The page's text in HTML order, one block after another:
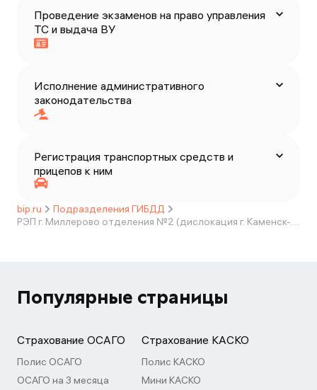
Проведение экзаменов на право управления
ТС и выдача ВУ
Исполнение административного
законодательства
Регистрация транспортных средств и
прицепов к ним
bip.ru
Подразделения ГИБДД
РЭП г. Миллерово отделения №2 (дислокация г. Каменск-Шахтинский) МРЭО Госавтоинспекции ГУ МВД России по Ростовской области
Популярные страницы
Страхование ОСАГО
Полис ОСАГО
ОСАГО на 3 месяца
Страхование КАСКО
Полис КАСКО
Мини КАСКО